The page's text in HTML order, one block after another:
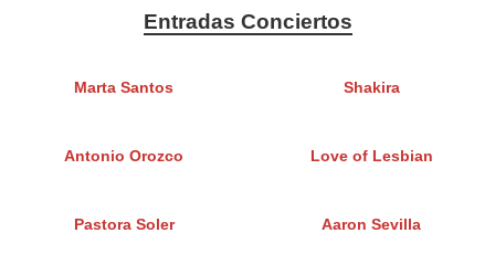
Entradas Conciertos
Marta Santos Shakira
Antonio Orozco Love of Lesbian
Pastora Soler Aaron Sevilla